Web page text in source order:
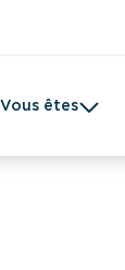
Vous êtes